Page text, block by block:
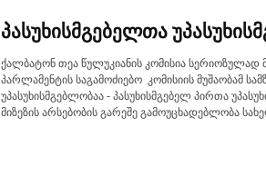
პასუხისმგებელთა
ქალბატონ თეა წულუკიანის კომისია სერიოზულად
პარლამენტის საგამოძიებო კომისიის მუშაობამ
უპასუხისმგებლობაა - პასუხისმგებელ პირთა
მიზეზის არსებობის გარეშე გამოუცხადებლობა